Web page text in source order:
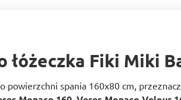
Fiki Miki
powierzchni spania 160x80 cm,